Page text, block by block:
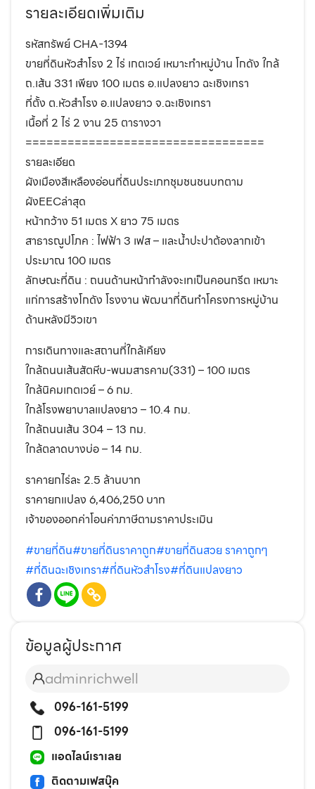
รายละเอียดเพิ่มเติม
รหัสทรัพย์ CHA-1394
ขายที่ดินหัวสำโรง 2 ไร่ เกตเวย์ เหมาะทำหมู่บ้าน โกดัง ใกล้
ถ.เส้น 331 เพียง 100 เมตร อ.แปลงยาว ฉะเชิงเทรา
ที่ตั้ง ต.หัวสำโรง อ.แปลงยาว จ.ฉะเชิงเทรา
เนื้อที่ 2 ไร่ 2 งาน 25 ตารางวา
==================================
รายละเอียด
ผังเมืองสีเหลืองอ่อนที่ดินประเภทชุมชนชนบทตาม
ผังEECล่าสุด
หน้ากว้าง 51 เมตร X ยาว 75 เมตร
สาธารณูปโภค : ไฟฟ้า 3 เฟส – และน้ำปะปาต้องลากเข้า
ประมาณ 100 เมตร
ลักษณะที่ดิน : ถนนด้านหน้ากำลังจะเทเป็นคอนกรีต เหมาะ
แก่การสร้างโกดัง โรงงาน พัฒนาที่ดินทำโครงการหมู่บ้าน
ด้านหลังมีวิวเขา
การเดินทางและสถานที่ใกล้เคียง
ใกล้ถนนเส้นสัตหีบ-พนมสารคาม(331) – 100 เมตร
ใกล้นิคมเกตเวย์ – 6 กม.
ใกล้โรงพยาบาลแปลงยาว – 10.4 กม.
ใกล้ถนนเส้น 304 – 13 กม.
ใกล้ตลาดบางบ่อ – 14 กม.
ราคายกไร่ละ 2.5 ล้านบาท
ราคายกแปลง 6,406,250 บาท
เจ้าของออกค่าโอนค่าภาษีตามราคาประเมิน
#ขายที่ดิน#ขายที่ดินราคาถูก#ขายที่ดินสวย ราคาถูกๆ
#ที่ดินฉะเชิงเทรา#ที่ดินหัวสำโรง#ที่ดินแปลงยาว
ข้อมูลผู้ประกาศ
adminrichwell
096-161-5199
096-161-5199
แอดไลน์เราเลย
ติดตามเฟสบุ๊ค